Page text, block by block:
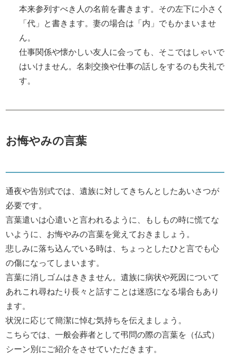
本来参列すべき人の名前を書きます。その左下に小さく
「代」と書きます。妻の場合は「内」でもかまいませ
ん。
仕事関係や懐かしい友人に会っても、そこではしゃいで
はいけません。名刺交換や仕事の話しをするのも失礼で
す。
お悔やみの言葉
通夜や告別式では、遺族に対してきちんとしたあいさつが
必要です。
言葉遣いは心遣いと言われるように、もしもの時に慌てな
いように、お悔やみの言葉を覚えておきましょう。
悲しみに落ち込んでいる時は、ちょっとしたひと言でも心
の傷になってしまいます。
言葉に消しゴムはききません。遺族に病状や死因について
あれこれ尋ねたり長々と話すことは迷惑になる場合もあり
ます。
状況に応じて簡潔に悼む気持ちを伝えましょう。
こちらでは、一般会葬者として弔問の際の言葉を（仏式）
シーン別にご紹介をさせていただきます。